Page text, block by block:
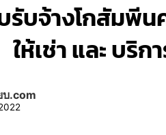
รับจ้างโกสัมพีน
ให้เช่า และ บริ
บ.com